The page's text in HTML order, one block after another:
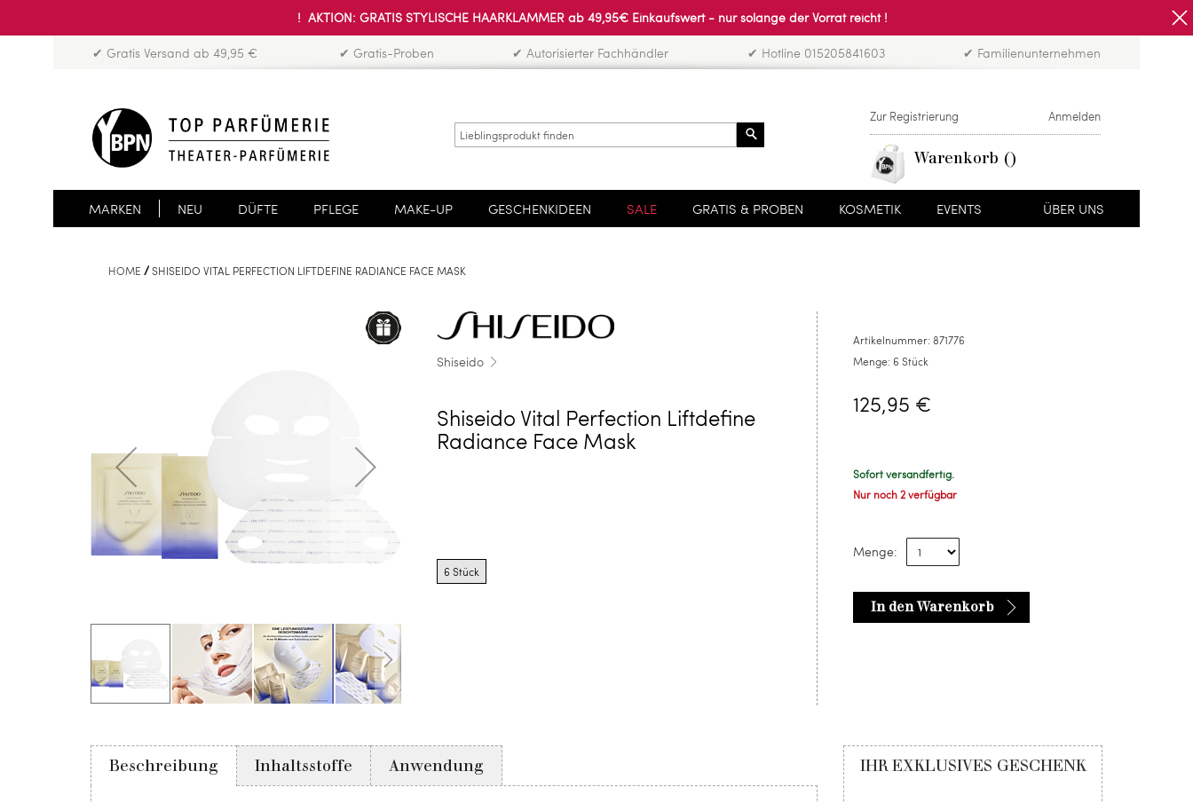
! AKTION: GRATIS STYLISCHE HAARKLAMMER ab 49,95€ Einkaufswert - nur solange der Vorrat reicht !
✔ Gratis Versand ab 49,95 € ✔ Gratis-Proben ✔ Autorisierter Fachhändler ✔ Hotline 015205841603 ✔ Familienunternehmen
Zur Registrierung Anmelden
Warenkorb
MARKEN NEU DÜFTE PFLEGE MAKE-UP GESCHENKIDEEN SALE GRATIS & PROBEN KOSMETIK EVENTS ÜBER UNS
HOME SHISEIDO VITAL PERFECTION LIFTDEFINE RADIANCE FACE MASK
Shiseido
Shiseido Vital Perfection Liftdefine
Radiance Face Mask
options
for
6 Stück
Artikelnummer: 871776
Menge: 6 Stück
125,95 €
Sofort versandfertig.
Nur noch 2 verfügbar
Menge:
In den Warenkorb
Beschreibung Inhaltsstoffe Anwendung IHR EXKLUSIVES GESCHENK